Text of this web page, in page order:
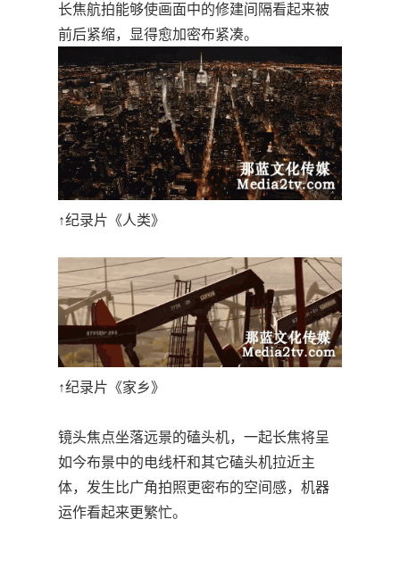
长焦航拍能够使画面中的修建间隔看起来被
前后紧缩，显得愈加密布紧凑。
↑纪录片《人类》
↑纪录片《家乡》
镜头焦点坐落远景的磕头机，一起长焦将呈
如今布景中的电线杆和其它磕头机拉近主
体，发生比广角拍照更密布的空间感，机器
运作看起来更繁忙。